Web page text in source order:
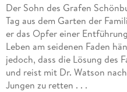
Der Sohn des Grafen
Tag aus dem Garten der
er das Opfer einer
Leben am seidenen Faden
jedoch, dass die Lösung des
und reist mit Dr. Watson
Jungen zu retten . . .